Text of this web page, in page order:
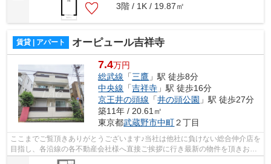
3階 / 1K / 19.87㎡
賃貸 | アパート オーピュール吉祥寺
7.4万円
総武線 「三鷹 」駅 徒歩8分
中央線 「吉祥寺 」駅 徒歩16分
京王井の頭線 「井の頭公園 」駅 徒歩27分
築11年 / 20.61㎡
東京都武蔵野市中町２丁目
ここまでご覧頂きありがとうございます♪当社は他社に負けない総合仲介店を
目指し、各沿線の各不動産会社様へ直接ご挨拶に行き最新の物件を頂きお客
様へ提供しております！最新の情報は...